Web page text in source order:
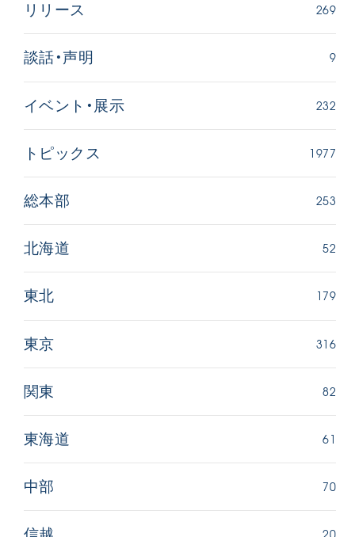
2026.08.09
SDGs
リリース 269
談話・声明 9
イベント・展示 232
トピックス 1977
総本部 253
北海道 52
東北 179
東京 316
関東 82
東海道 61
中部 70